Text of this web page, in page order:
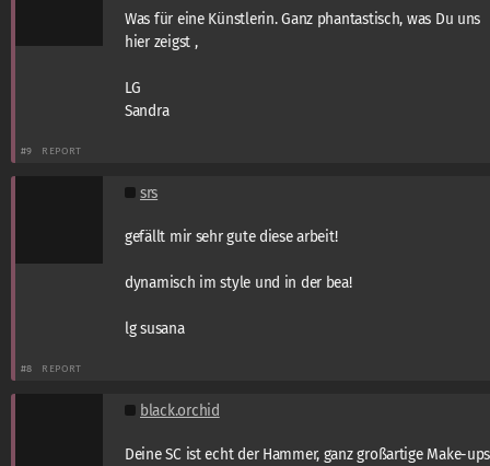
Was für eine Künstlerin. Ganz phantastisch, was Du uns
hier zeigst ,
LG
Sandra
#9 REPORT
srs
gefällt mir sehr gute diese arbeit!
dynamisch im style und in der bea!
lg susana
#8 REPORT
black.orchid
Deine SC ist echt der Hammer, ganz großartige Make-ups